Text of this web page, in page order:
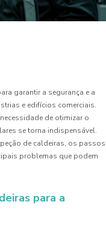
garantir a segurança e a
e edifícios comerciais.
de otimizar o
se torna indispensável.
de caldeiras, os passos
problemas que podem
para a